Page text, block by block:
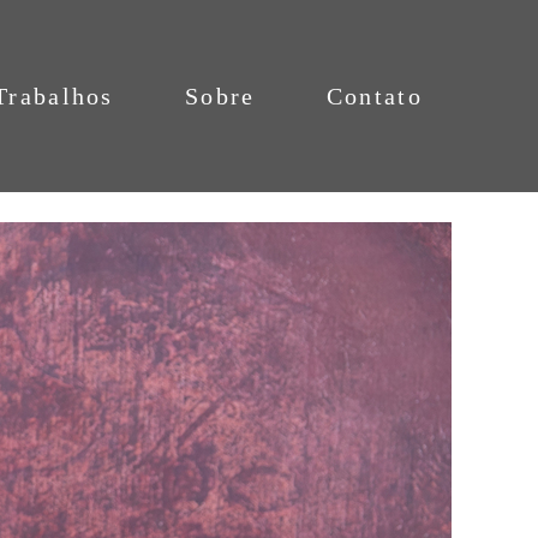
Sobre Contato